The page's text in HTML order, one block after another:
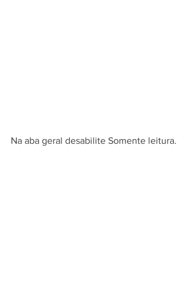
Na aba geral desabilite Somente leitura.